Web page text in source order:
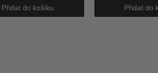
Přidat do košíku Přidat do